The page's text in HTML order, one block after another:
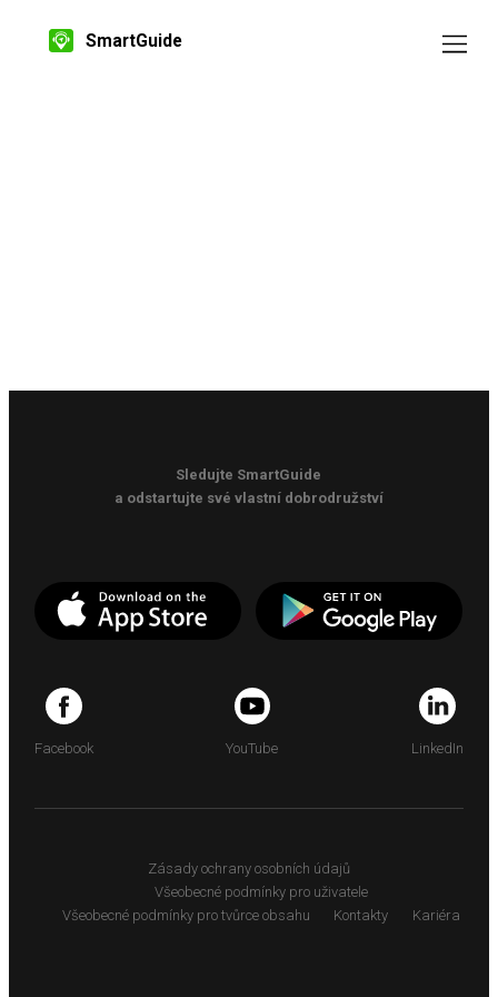
SmartGuide
Sledujte SmartGuide
a odstartujte své vlastní dobrodružství
Facebook YouTube LinkedIn
Zásady ochrany osobních údajů
Všeobecné podmínky pro uživatele
Všeobecné podmínky pro tvůrce obsahu
Kontakty Kariéra